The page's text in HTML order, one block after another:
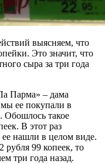
выясняем, что
Это значит, что
сыра за три года
Парма» – дама
мы ее покупали в
Обошлось такое
В этот раз
нашли в целом виде.
рубля 99 копеек, то
три года назад.